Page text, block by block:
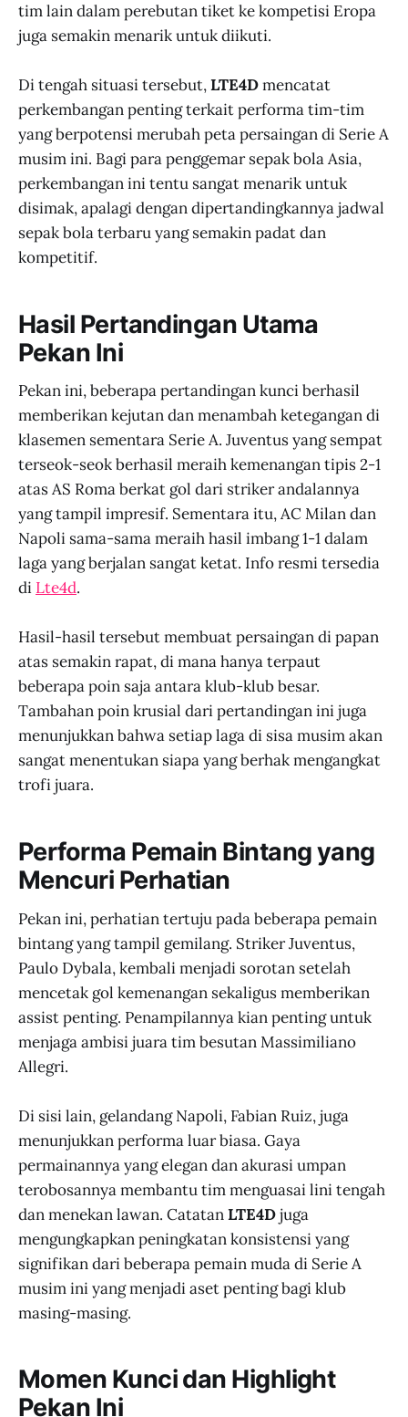
tim lain dalam perebutan tiket ke kompetisi Eropa
juga semakin menarik untuk diikuti.
Di tengah situasi tersebut,LTE4Dmencatat
perkembangan penting terkait performa tim-tim
yang berpotensi merubah peta persaingan di Serie A
musim ini. Bagi para penggemar sepak bola Asia,
perkembangan ini tentu sangat menarik untuk
disimak, apalagi dengan dipertandingkannya jadwal
sepak bola terbaru yang semakin padat dan
kompetitif.
Hasil Pertandingan Utama
Pekan Ini
Pekan ini, beberapa pertandingan kunci berhasil
memberikan kejutan dan menambah ketegangan di
klasemen sementara Serie A. Juventus yang sempat
terseok-seok berhasil meraih kemenangan tipis 2-1
atas AS Roma berkat gol dari striker andalannya
yang tampil impresif. Sementara itu, AC Milan dan
Napoli sama-sama meraih hasil imbang 1-1 dalam
laga yang berjalan sangat ketat. Info resmi tersedia
di Lte4d.
Hasil-hasil tersebut membuat persaingan di papan
atas semakin rapat, di mana hanya terpaut
beberapa poin saja antara klub-klub besar.
Tambahan poin krusial dari pertandingan ini juga
menunjukkan bahwa setiap laga di sisa musim akan
sangat menentukan siapa yang berhak mengangkat
trofi juara.
Performa Pemain Bintang yang
Mencuri Perhatian
Pekan ini, perhatian tertuju pada beberapa pemain
bintang yang tampil gemilang. Striker Juventus,
Paulo Dybala, kembali menjadi sorotan setelah
mencetak gol kemenangan sekaligus memberikan
assist penting. Penampilannya kian penting untuk
menjaga ambisi juara tim besutan Massimiliano
Allegri.
Di sisi lain, gelandang Napoli, Fabian Ruiz, juga
menunjukkan performa luar biasa. Gaya
permainannya yang elegan dan akurasi umpan
terobosannya membantu tim menguasai lini tengah
dan menekan lawan. CatatanLTE4Djuga
mengungkapkan peningkatan konsistensi yang
signifikan dari beberapa pemain muda di Serie A
musim ini yang menjadi aset penting bagi klub
masing-masing.
Momen Kunci dan Highlight
Pekan Ini